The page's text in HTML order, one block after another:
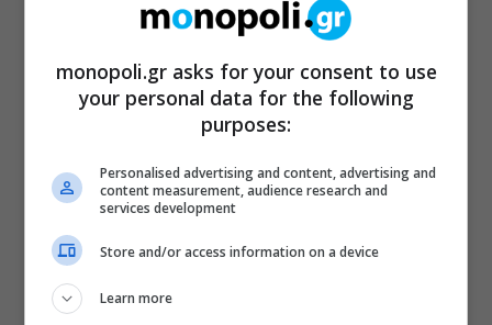
monopoli.gr asks for your consent to use
your personal data for the following
purposes:
Personalised advertising and content, advertising and
content measurement, audience research and
services development
Store and/or access information on a device
Learn more